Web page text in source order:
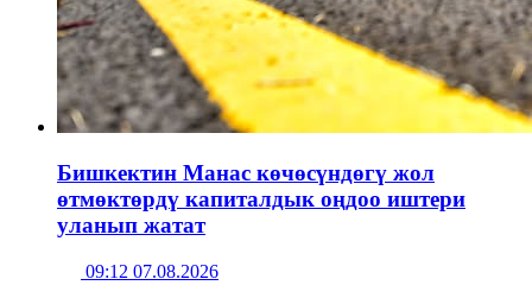
Бишкектин Манас көчөсүндөгү жол
өтмөктөрдү капиталдык оңдоо иштери
уланып жатат
09:12 07.08.2026